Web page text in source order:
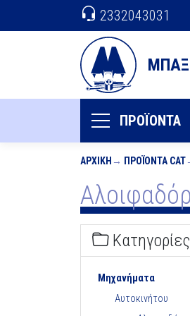
2332043031
ΠΡΟΪΟΝΤΑ
ΑΡΧΙΚΉ ΠΡΟΪΌΝΤΑ CAT
Κατηγορίες
Μηχανήματα
Αυτοκινήτου